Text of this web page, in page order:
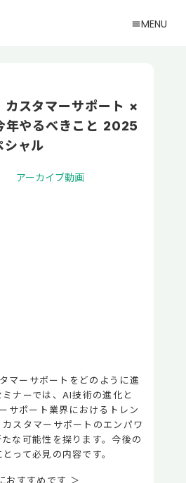
カスタマーサポート ×
年やるべきこと 2025
シャル
アーカイブ動画
マーサポートをどのように進
ナーでは、AI技術の進化と
サポート業界におけるトレン
スタマーサポートのエンパワ
な可能性を探ります。今後の
って必見の内容です。
おすすめです ＞
menuMENU